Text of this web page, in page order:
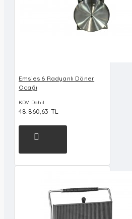
Emsies 6 Radyanlı Döner
Ocağı
KDV Dahil
48.860,63 TL